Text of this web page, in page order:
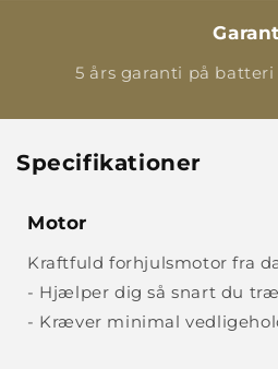
5 års garanti på
Specifikationer
Motor
Kraftfuld forhjulsmotor fra
- Hjælper dig så snart du
- Kræver minimal